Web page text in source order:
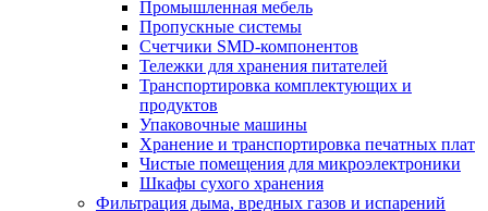
Промышленная мебель
Пропускные системы
Счетчики SMD-компонентов
Тележки для xранения питателей
Транспортировка комплектующих и
продуктов
Упаковочные машины
Хранение и транспортировка печатных плат
Чистые помещения для микроэлектроники
Шкафы сухого хранения
Фильтрация дыма, вредных газов и испарений